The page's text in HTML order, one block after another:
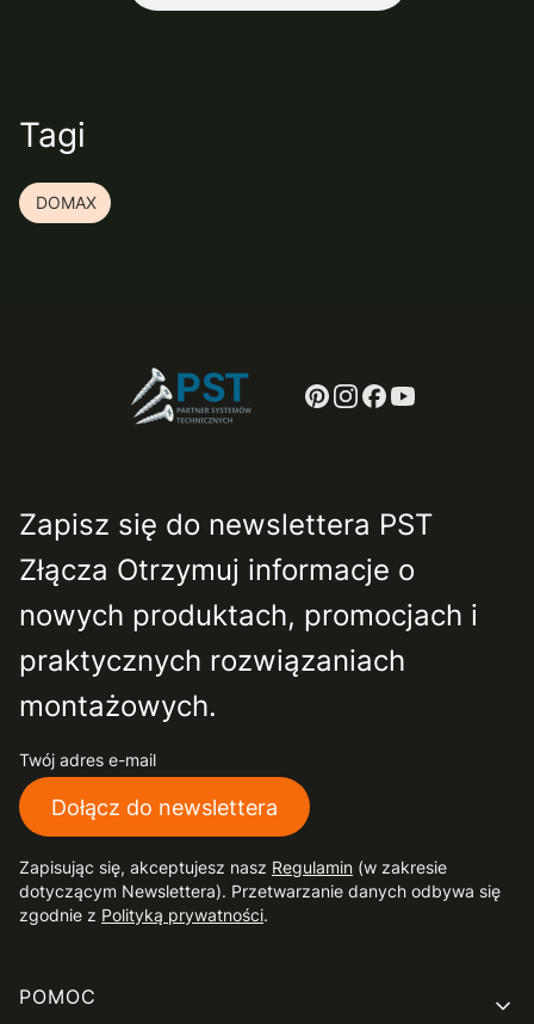
Tagi
DOMAX
Zapisz się do newslettera PST
Złącza Otrzymuj informacje o
nowych produktach, promocjach i
praktycznych rozwiązaniach
montażowych.
Twój adres e-mail
Dołącz do newslettera
Zapisując się, akceptujesz nasz Regulamin (w zakresie
dotyczącym Newslettera). Przetwarzanie danych odbywa się
zgodnie z Polityką prywatności.
Linki w stopce
POMOC